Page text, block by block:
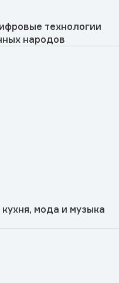
технологии
народов
мода и музыка